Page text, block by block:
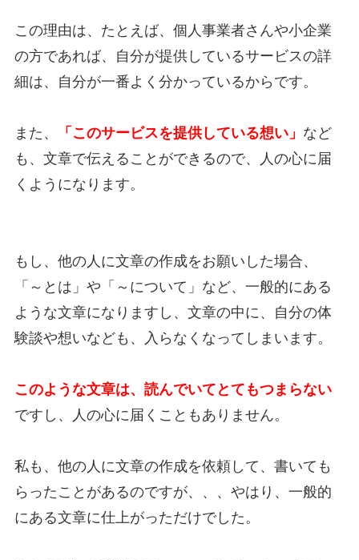
この理由は、たとえば、個人事業者さんや小企業
の方であれば、自分が提供しているサービスの詳
細は、自分が一番よく分かっているからです。
また、 「このサービスを提供している想い」 など
も、文章で伝えることができるので、人の心に届
くようになります。
もし、他の人に文章の作成をお願いした場合、
「～とは」や「～について」など、一般的にある
ような文章になりますし、文章の中に、自分の体
験談や想いなども、入らなくなってしまいます。
このような文章は、読んでいてとてもつまらない
ですし、人の心に届くこともありません。
私も、他の人に文章の作成を依頼して、書いても
らったことがあるのですが、、、やはり、一般的
にある文章に仕上がっただけでした。